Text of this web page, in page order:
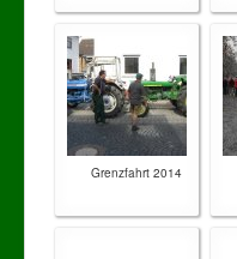
Grenzfahrt 2014